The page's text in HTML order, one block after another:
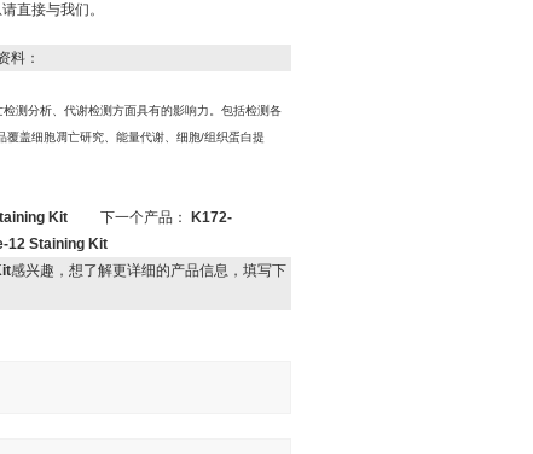
直接与我们。
料：
测分析、代谢检测方面具有的影响力。包括检测各
盖细胞凋亡研究、能量代谢、细胞/组织蛋白提
Kit下一个产品：
K172-
12 Staining Kit
感兴趣，想了解更详细的产品信息，填写下